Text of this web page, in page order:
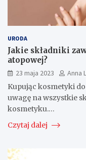
URODA
Jakie składniki
atopowej?
23 maja 2023
Anna
Kupując kosmetyki
uwagę na wszystkie
kosmetyku.…
Czytaj dalej